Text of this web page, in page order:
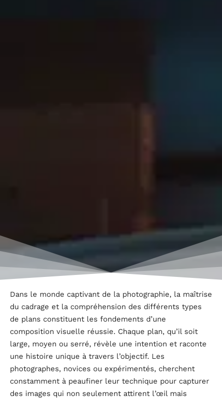
Dans le monde captivant de la photographie, la maîtrise
du cadrage et la compréhension des différents types
de plans constituent les fondements d’une
composition visuelle réussie. Chaque plan, qu’il soit
large, moyen ou serré, révèle une intention et raconte
une histoire unique à travers l’objectif. Les
photographes, novices ou expérimentés, cherchent
constamment à peaufiner leur technique pour capturer
des images qui non seulement attirent l’œil mais